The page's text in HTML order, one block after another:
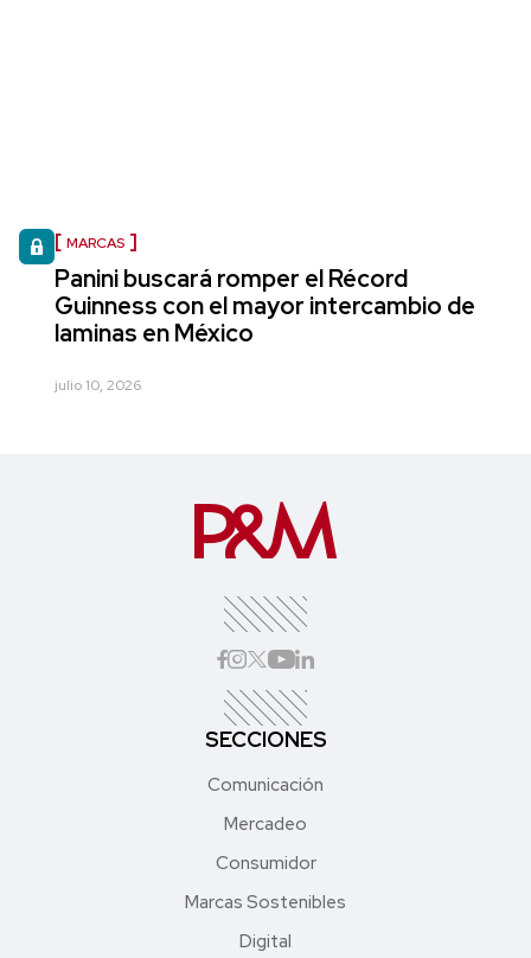
MARCAS
Panini buscará romper el Récord
Guinness con el mayor intercambio de
laminas en México
julio 10, 2026
SECCIONES
Comunicación
Mercadeo
Consumidor
Marcas Sostenibles
Digital